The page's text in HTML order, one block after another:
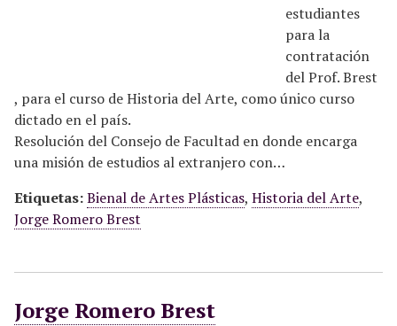
estudiantes
para la
contratación
del Prof. Brest
, para el curso de Historia del Arte, como único curso
dictado en el país.
Resolución del Consejo de Facultad en donde encarga
una misión de estudios al extranjero con…
Etiquetas:Bienal de Artes Plásticas, Historia del Arte,
Jorge Romero Brest
Jorge Romero Brest